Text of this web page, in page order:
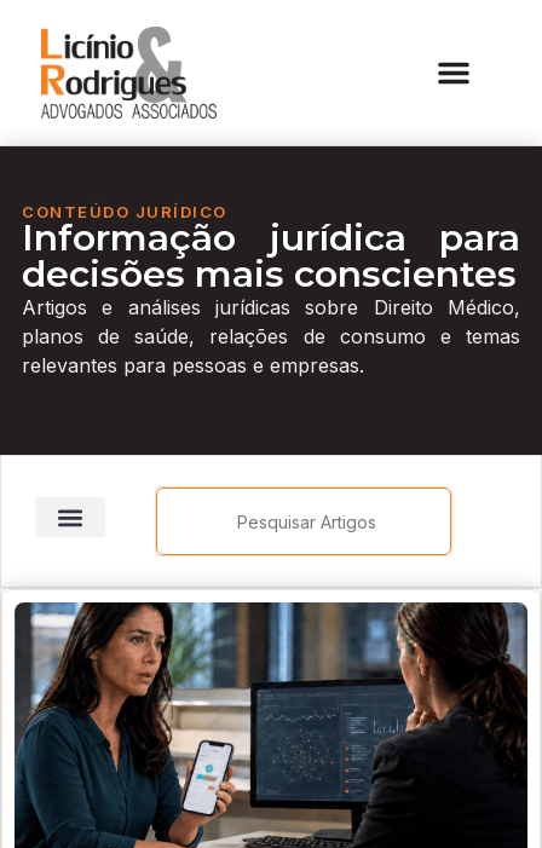
CONTEÚDO JURÍDICO
Informação jurídica para
decisões mais conscientes
Artigos e análises jurídicas sobre Direito Médico,
planos de saúde, relações de consumo e temas
relevantes para pessoas e empresas.